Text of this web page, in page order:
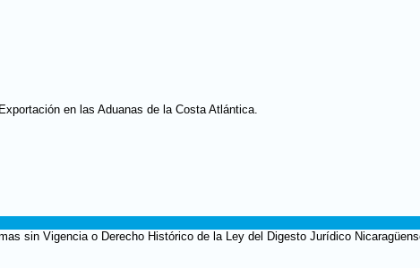
en las Aduanas de la Costa Atlántica.
sin Vigencia o Derecho Histórico de la Ley del Digesto Jurídico